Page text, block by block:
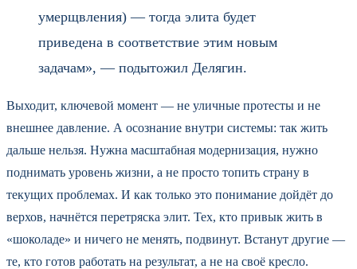
умерщвления) — тогда элита будет
приведена в соответствие этим новым
задачам», — подытожил Делягин.
Выходит, ключевой момент — не уличные протесты и не
внешнее давление. А осознание внутри системы: так жить
дальше нельзя. Нужна масштабная модернизация, нужно
поднимать уровень жизни, а не просто топить страну в
текущих проблемах. И как только это понимание дойдёт до
верхов, начнётся перетряска элит. Тех, кто привык жить в
«шоколаде» и ничего не менять, подвинут. Встанут другие —
те, кто готов работать на результат, а не на своё кресло.